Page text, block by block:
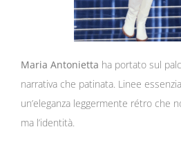
Maria Antonietta ha portato sul
narrativa che patinata. Linee
un’eleganza leggermente rétro che
ma l’identità.